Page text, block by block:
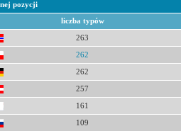
pozycji
liczba typów
263
262
262
257
161
109